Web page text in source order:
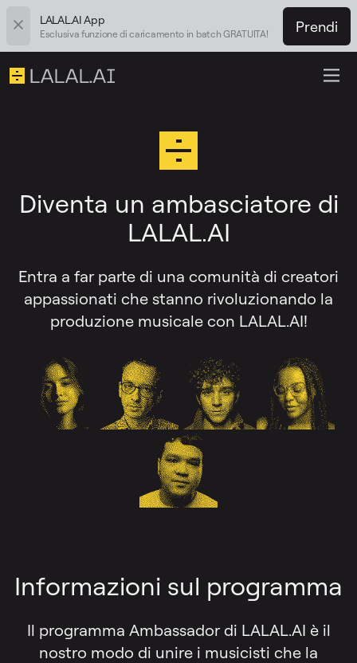
LALAL.AI App
Esclusiva funzione di caricamento in batch GRATUITA! Prendi
Diventa un ambasciatore di
LALAL.AI
Entra a far parte di una comunità di creatori
appassionati che stanno rivoluzionando la
produzione musicale con LALAL.AI!
Informazioni sul programma
Il programma Ambassador di LALAL.AI è il
nostro modo di unire i musicisti che la